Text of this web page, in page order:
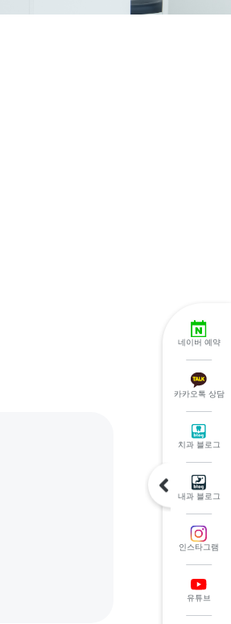
네이버 예약
카카오톡 상담
치과 블로그
내과 블로그
인스타그램
유튜브